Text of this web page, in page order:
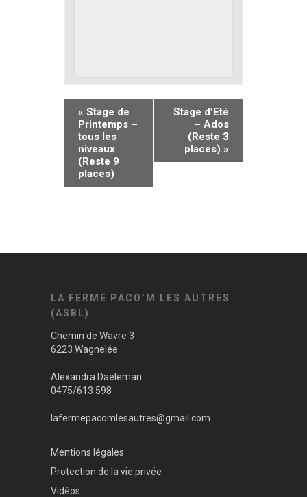
« Stage de
Printemps –
tous les
niveaux
(Reste 9
places)
Stage d’Eté
– Ados
(Reste 3
places) »
LA FERME PACO’M LES AUTRES
(ASBL)
Chemin de Wavre 3
6223 Wagnelée
Alexandra Daeleman
0475/613 598
lafermepacomlesautres@gmail.com
Mentions légales
Protection de la vie privée
Vidéos